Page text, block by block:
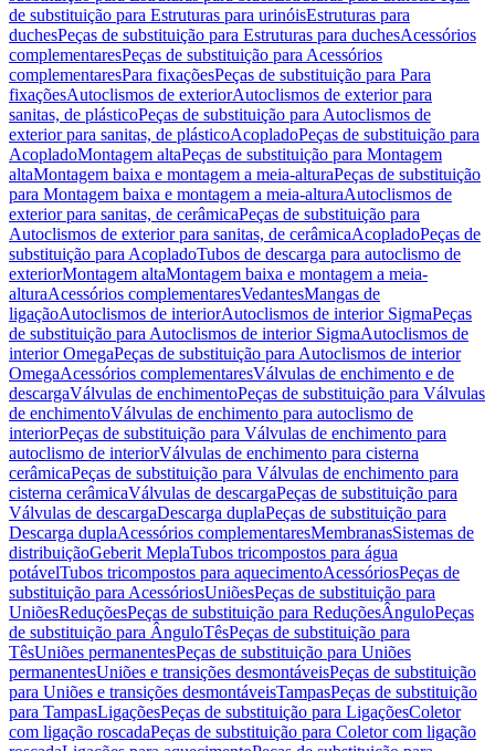
de substituição para Estruturas para urinóisEstruturas para
duchesPeças de substituição para Estruturas para duchesAcessórios
complementaresPeças de substituição para Acessórios
complementaresPara fixaçõesPeças de substituição para Para
fixaçõesAutoclismos de exteriorAutoclismos de exterior para
sanitas, de plásticoPeças de substituição para Autoclismos de
exterior para sanitas, de plásticoAcopladoPeças de substituição para
AcopladoMontagem altaPeças de substituição para Montagem
altaMontagem baixa e montagem a meia-alturaPeças de substituição
para Montagem baixa e montagem a meia-alturaAutoclismos de
exterior para sanitas, de cerâmicaPeças de substituição para
Autoclismos de exterior para sanitas, de cerâmicaAcopladoPeças de
substituição para AcopladoTubos de descarga para autoclismo de
exteriorMontagem altaMontagem baixa e montagem a meia-
alturaAcessórios complementaresVedantesMangas de
ligaçãoAutoclismos de interiorAutoclismos de interior SigmaPeças
de substituição para Autoclismos de interior SigmaAutoclismos de
interior OmegaPeças de substituição para Autoclismos de interior
OmegaAcessórios complementaresVálvulas de enchimento e de
descargaVálvulas de enchimentoPeças de substituição para Válvulas
de enchimentoVálvulas de enchimento para autoclismo de
interiorPeças de substituição para Válvulas de enchimento para
autoclismo de interiorVálvulas de enchimento para cisterna
cerâmicaPeças de substituição para Válvulas de enchimento para
cisterna cerâmicaVálvulas de descargaPeças de substituição para
Válvulas de descargaDescarga duplaPeças de substituição para
Descarga duplaAcessórios complementaresMembranasSistemas de
distribuiçãoGeberit MeplaTubos tricompostos para água
potávelTubos tricompostos para aquecimentoAcessóriosPeças de
substituição para AcessóriosUniõesPeças de substituição para
UniõesReduçõesPeças de substituição para ReduçõesÂnguloPeças
de substituição para ÂnguloTêsPeças de substituição para
TêsUniões permanentesPeças de substituição para Uniões
permanentesUniões e transições desmontáveisPeças de substituição
para Uniões e transições desmontáveisTampasPeças de substituição
para TampasLigaçõesPeças de substituição para LigaçõesColetor
com ligação roscadaPeças de substituição para Coletor com ligação